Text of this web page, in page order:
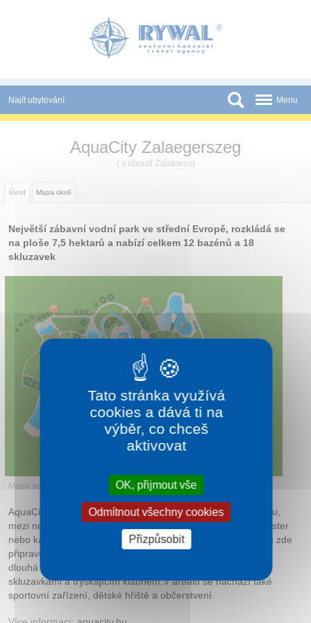
Najít ubytování
Státy
Slevy a Last Minute
Partneři
Tištěné katalogy
Menu
AquaCity Zalaegerszeg
( v oblasti Zalakaros)
Úvod Mapa okolí
Největší zábavní vodní park ve střední Evropě, rozkládá se
na ploše 7,5 hektarů a nabízí celkem 12 bazénů a 18
skluzavek
Mapa areálu AquaCity Zalaegerszeg
AquaCity Zalaegerszeg nabízí vodní atrakce pro celou rodinu,
mezi nejoblíbenější patří 8 dlouhých tobogánů, například twister
nebo kamikaze a bazén s vlnobitím. Pro chvíle relaxace jsou zde
připraveny vířivé vany jacuzzi s perličkovou masáží a 300 m
dlouhá pomalá řeka. Pro nejmenší je ze brouzdaliště se
skluzavkami a tryskajícím klaunem.V areálu se nachází také
sportovní zařízení, dětské hřiště a občerstvení.
Tato stránka využívá
cookies a dává ti na
výběr, co chceš
aktivovat
OK, přijmout vše
Odmítnout všechny cookies
Přizpůsobit